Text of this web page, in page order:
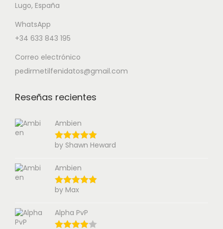
Lugo, España
WhatsApp
+34 633 843 195
Correo electrónico
pedirmetilfenidatos@gmail.com
Reseñas recientes
Ambien
by Shawn Heward
Ambien
by Max
Alpha PvP